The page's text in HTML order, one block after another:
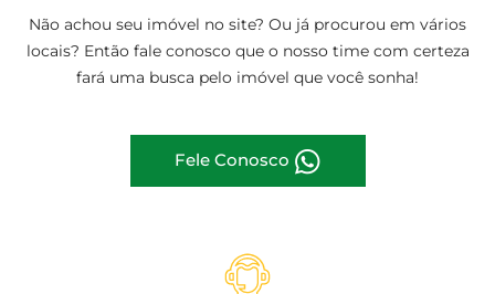
Não achou seu imóvel no site? Ou já procurou em vários
locais? Então fale conosco que o nosso time com certeza
fará uma busca pelo imóvel que você sonha!
Fele Conosco